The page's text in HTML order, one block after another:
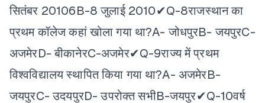
सितंबर 20106B-8 जुलाई 2010✔Q-8राजस्थान का
प्रथम कॉलेज कहां खोला गया था?A- जोधपुरB- जयपुरC-
अजमेरD- बीकानेरC-अजमेर✔Q-9राज्य में प्रथम
विश्वविद्यालय स्थापित किया गया था?A- अजमेरB-
जयपुरC- उदयपुरD- उपरोक्त सभीB-जयपुर✔Q-10वर्ष